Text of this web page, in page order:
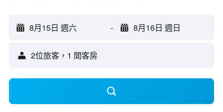
8月15日 週六 - 8月16日 週日
2位旅客，1 間客房